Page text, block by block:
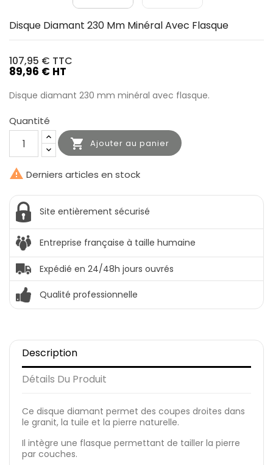
Disque Diamant 230 Mm Minéral Avec Flasque
107,95 € TTC
89,96 € HT
Disque diamant 230 mm minéral avec flasque.
Quantité
 Ajouter au panier
 Derniers articles en stock
Site entièrement sécurisé
Entreprise française à taille humaine
Expédié en 24/48h jours ouvrés
Qualité professionnelle
Description
Détails Du Produit
Ce disque diamant permet des coupes droites dans
le granit, la tuile et la pierre naturelle.
Il intègre une flasque permettant de tailler la pierre
par couches.